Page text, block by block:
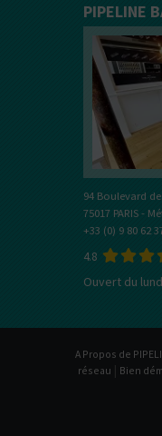
Vous
La
PIPELINE
94 Boulevard
75017 PARIS -
+33 (0) 9 80 62
4.8
Ouvert du
A Propos de
réseau | Bien